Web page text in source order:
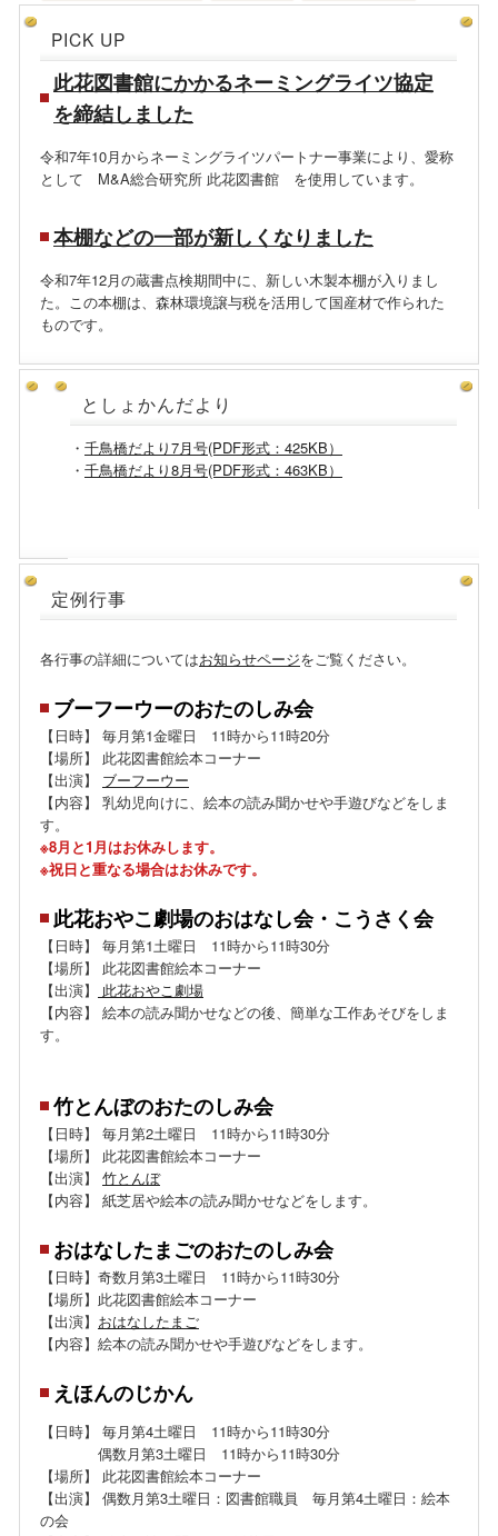
PICK UP
此花図書館にかかるネーミングライツ協定
を締結しました
令和7年10月からネーミングライツパートナー事業により、愛称
として M&A総合研究所 此花図書館 を使用しています。
本棚などの一部が新しくなりました
令和7年12月の蔵書点検期間中に、新しい木製本棚が入りまし
た。この本棚は、森林環境譲与税を活用して国産材で作られた
ものです。
としょかんだより
・ 千鳥橋だより7月号(PDF形式：425KB）
・ 千鳥橋だより8月号(PDF形式：463KB）
定例行事
各行事の詳細についてはお知らせページをご覧ください。
ブーフーウーのおたのしみ会
【日時】 毎月第1金曜日 11時から11時20分
【場所】 此花図書館絵本コーナー
【出演】 ブーフーウー
【内容】 乳幼児向けに、絵本の読み聞かせや手遊びなどをしま
す。
※8月と1月はお休みします。
※祝日と重なる場合はお休みです。
此花おやこ劇場のおはなし会・こうさく会
【日時】 毎月第1土曜日 11時から11時30分
【場所】 此花図書館絵本コーナー
【出演】
此花おやこ劇場
【内容】 絵本の読み聞かせなどの後、簡単な工作あそびをしま
す。
竹とんぼのおたのしみ会
【日時】 毎月第2土曜日 11時から11時30分
【場所】 此花図書館絵本コーナー
【出演】 竹とんぼ
【内容】 紙芝居や絵本の読み聞かせなどをします。
おはなしたまごのおたのしみ会
【日時】奇数月第3土曜日 11時から11時30分
【場所】此花図書館絵本コーナー
【出演】 おはなしたまご
【内容】絵本の読み聞かせや手遊びなどをします。
えほんのじかん
【日時】 毎月第4土曜日 11時から11時30分
偶数月第3土曜日 11時から11時30分
【場所】 此花図書館絵本コーナー
【出演】 偶数月第3土曜日：図書館職員 毎月第4土曜日：絵本
の会